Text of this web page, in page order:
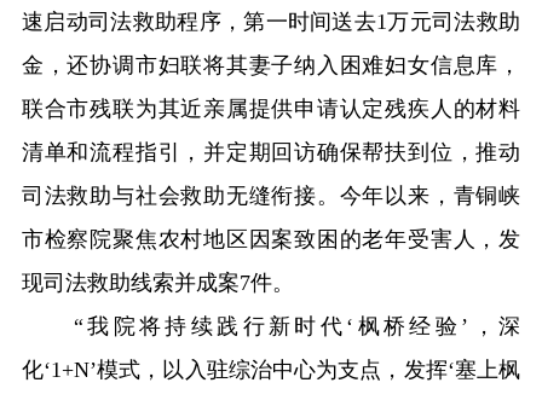
速启动司法救助程序，第一时间送去1万元司法救助
金，还协调市妇联将其妻子纳入困难妇女信息库，
联合市残联为其近亲属提供申请认定残疾人的材料
清单和流程指引，并定期回访确保帮扶到位，推动
司法救助与社会救助无缝衔接。今年以来，青铜峡
市检察院聚焦农村地区因案致困的老年受害人，发
现司法救助线索并成案7件。
“我院将持续践行新时代‘枫桥经验’，深
化‘1+N’模式，以入驻综治中心为支点，发挥‘塞上枫